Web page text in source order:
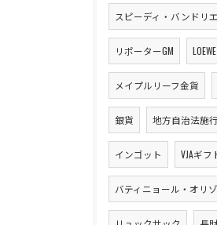
スピーディ・バンドリ
リポーターGM LOEWE
メイプルリーフ金貨
銀貨 地方自治法施
インゴット VJAギフ
バティニョール・オリ